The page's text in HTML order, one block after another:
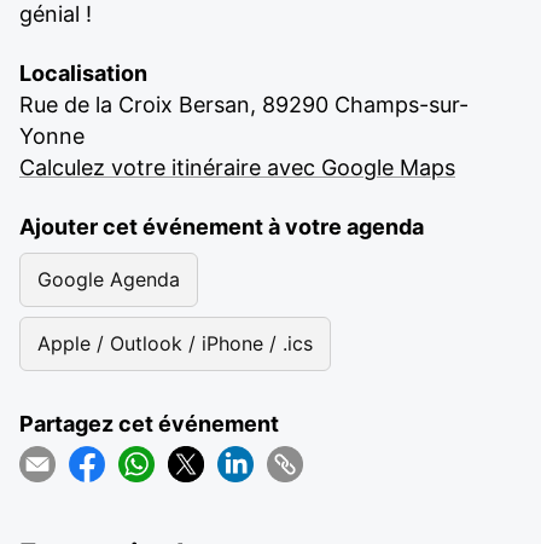
génial !
Localisation
Rue de la Croix Bersan, 89290 Champs-sur-
Yonne
Calculez votre itinéraire avec Google Maps
Ajouter cet événement à votre agenda
Google Agenda
Apple / Outlook / iPhone / .ics
Partagez cet événement